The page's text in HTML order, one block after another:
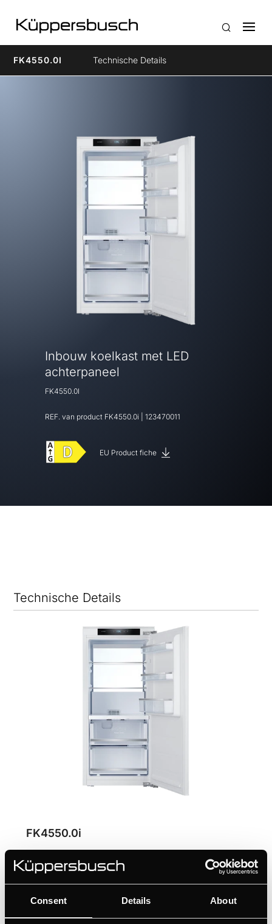
Consent Details About
FK4550.0I Technische Details
Inbouw koelkast met LED
achterpaneel
FK4550.0I
REF. van product FK4550.0i 123470011
EU Product fiche
Technische Details
FK4550.0i
Intuïtieve instelling via aanraaksensoren